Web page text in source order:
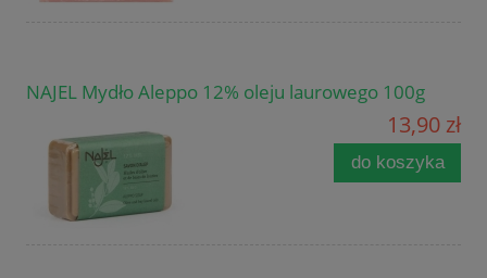
NAJEL Mydło Aleppo 12% oleju laurowego 100g
13,90 zł
do koszyka